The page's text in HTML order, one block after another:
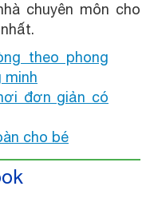
chuyên môn cho
theo phong
minh
đơn giản có
cho bé